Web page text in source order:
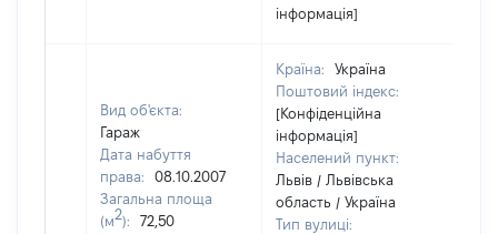
інформація]
Вид об'єкта:
Гараж
Дата набуття
права:
08.10.2007
Загальна площа
(м2):
72,50
Країна:
Україна
Поштовий індекс:
[Конфіденційна
інформація]
Населений пункт:
Львів / Львівська
область / Україна
Тип вулиці: